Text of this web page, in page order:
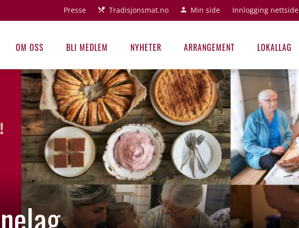
Presse Tradisjonsmat.no Min side Innlogging nettside
OM OSS BLI MEDLEM NYHETER ARRANGEMENT LOKALLAG